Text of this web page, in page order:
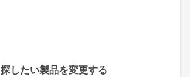
探したい製品を変更する